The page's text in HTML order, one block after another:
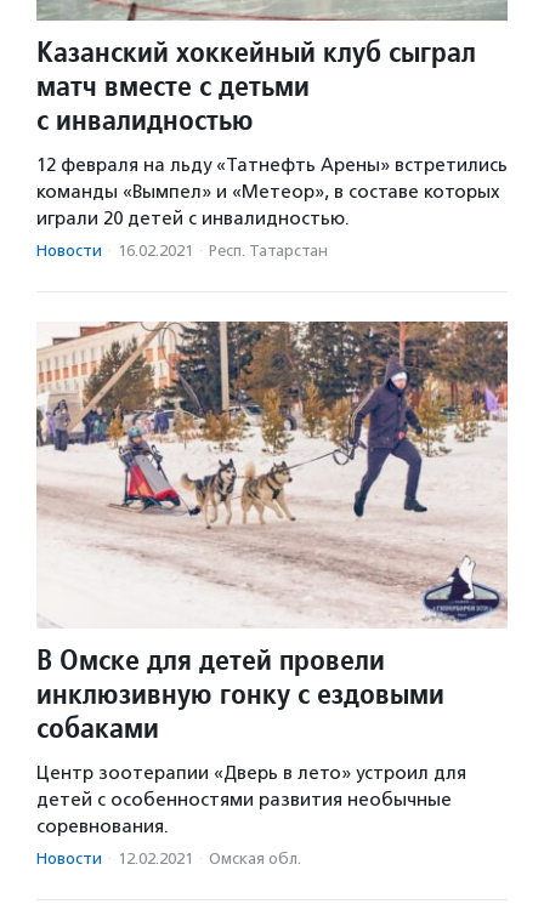
Казанский хоккейный клуб сыграл
матч вместе с детьми
с инвалидностью
12 февраля на льду «Татнефть Арены» встретились
команды «Вымпел» и «Метеор», в составе которых
играли 20 детей с инвалидностью.
Новости · 16.02.2021 · Респ. Татарстан
В Омске для детей провели
инклюзивную гонку с ездовыми
собаками
Центр зоотерапии «Дверь в лето» устроил для
детей с особенностями развития необычные
соревнования.
Новости · 12.02.2021 · Омская обл.